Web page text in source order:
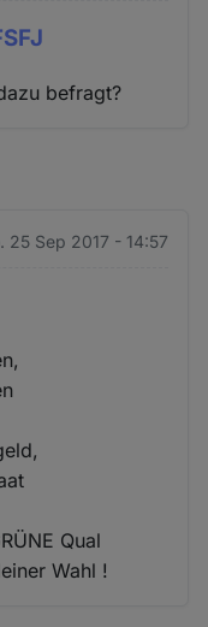
befragt?
25 Sep 2017 - 14:57
Qual
Wahl !